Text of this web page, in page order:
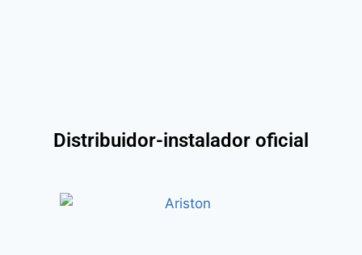
Distribuidor-instalador oficial